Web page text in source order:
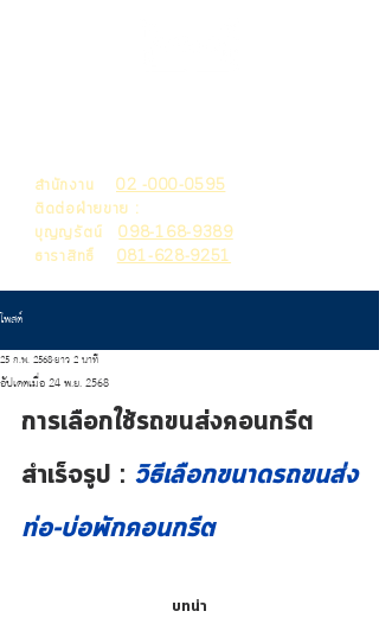
สำนักงาน 02 -000-0595
ติดต่อฝ่ายขาย :
บุญญรัตน์098-168-9389
ธาราสิทธิ์ 081-628-9251
โพสต์
25 ก.พ. 2568ยาว 2 นาที
อัปเดตเมื่อ24 พ.ย. 2568
การเลือกใช้รถขนส่งคอนกรีต
สำเร็จรูป : วิธีเลือกขนาดรถขนส่ง
ท่อ-บ่อพักคอนกรีต
บทนำ